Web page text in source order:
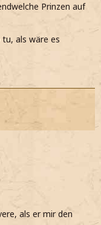
Prinzen auf
als wäre es
als er mir den